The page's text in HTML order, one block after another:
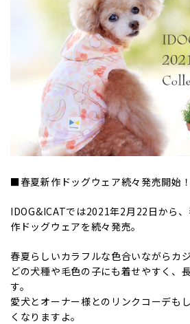
■春夏新作ドッグウェア続々発売開始！
IDOG&ICATでは2021年2月22日から
作ドッグウェアを続々発売。
春夏らしいカラフルな色合いながらカ
どの犬種や毛色の子にも着せやすく、
す。
愛犬とオーナー様とのリンクコーデも
くなりますよ。